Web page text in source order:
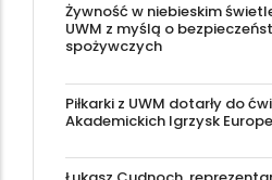
Żywność w niebieskim
UWM z myślą o
spożywczych
Piłkarki z UWM dotarły do
Akademickich Igrzysk